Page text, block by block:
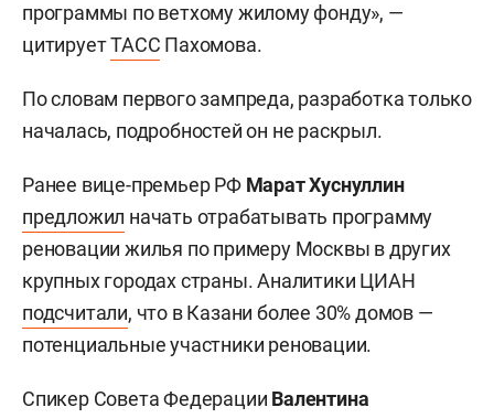
программы по ветхому жилому фонду», —
цитируетТАСС Пахомова.
По словам первого зампреда, разработка только
началась, подробностей он не раскрыл.
Ранее вице-премьер РФ Марат Хуснуллин
предложил начать отрабатывать программу
реновации жилья по примеру Москвы в других
крупных городах страны. Аналитики ЦИАН
подсчитали, что в Казани более 30% домов —
потенциальные участники реновации.
Спикер Совета Федерации Валентина